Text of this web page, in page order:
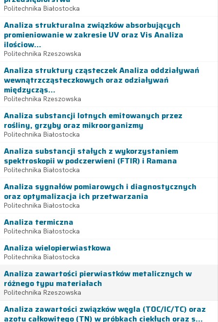
Politechnika Białostocka
Analiza strukturalna związków absorbujących
promieniowanie w zakresie UV oraz Vis Analiza
ilościow...
Politechnika Rzeszowska
Analiza struktury cząsteczek Analiza oddziaływań
wewnątrzcząsteczkowych oraz odziaływań
międzycząs...
Politechnika Rzeszowska
Analiza substancji lotnych emitowanych przez
rośliny, grzyby oraz mikroorganizmy
Politechnika Białostocka
Analiza substancji stałych z wykorzystaniem
spektroskopii w podczerwieni (FTIR) i Ramana
Politechnika Białostocka
Analiza sygnałów pomiarowych i diagnostycznych
oraz optymalizacja ich przetwarzania
Politechnika Białostocka
Analiza termiczna
Politechnika Białostocka
Analiza wielopierwiastkowa
Politechnika Białostocka
Analiza zawartości pierwiastków metalicznych w
różnego typu materiałach
Politechnika Rzeszowska
Analiza zawartości związków węgla (TOC/IC/TC) oraz
azotu całkowitego (TN) w próbkach ciekłych oraz s...